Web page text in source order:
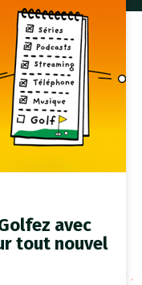
Golfez avec
tout nouvel